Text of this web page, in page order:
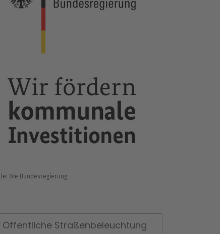
Die Bundesregierung
Öffentliche Straßenbeleuchtung